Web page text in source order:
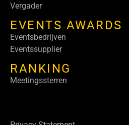
Vergader
EVENTS AWARDS
Eventsbedrijven
Eventssupplier
RANKING
Meetingssterren